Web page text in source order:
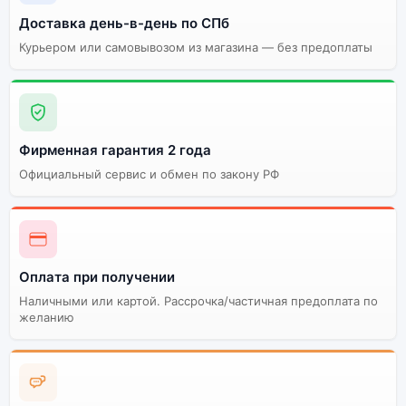
Стоимость смартфона
6Gb/128Gb Blue (Синий)
смартфона Google Pixel 4A 6Gb/128Gb Blue (Синий).
Мы рекомендуем выбирать глобальной версию — она
сервисы. Китайская версия может стоить дешевле,
но корректная работа сервисов не гарантируется.
Доставка день-в-день по СПб
Курьером или самовывозом из магазина — без предоплаты
Фирменная гарантия 2 года
Официальный сервис и обмен по закону РФ
Оплата при получении
Наличными или картой. Рассрочка/частичная предоплата по
желанию